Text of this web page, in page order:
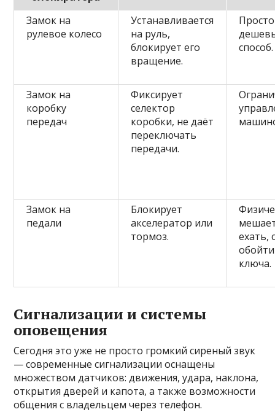
Замок на
рулевое колесо
Устанавливается
на руль,
блокирует его
вращение.
способ.
Замок на
коробку
передач
Фиксирует
селектор
коробки, не даёт
переключать
передачи.
Замок на
педали
Блокирует
акселератор или
тормоз.
ехать,
ключа.
Сигнализации и системы
оповещения
Сегодня это уже не просто громкий сиреный звук
— современные сигнализации оснащены
множеством датчиков: движения, удара, наклона,
открытия дверей и капота, а также возможности
общения с владельцем через телефон.